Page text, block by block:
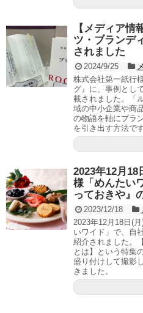
【メディア情
ツ・ブランデ
されました
2024/9/25
株式会社第一紙行
グ』に、事例とし
載されました。「
域の中小企業や商
の物語を軸にブラ
を引き出す方法です
2023年12月
様「めんたい
っておきや』
2023/12/18
2023年12月18日(
いワイド」で、自
紹介されました。
とは】という特集
盛り付けして撮影
きました。